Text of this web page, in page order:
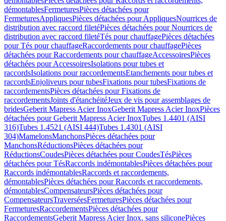
démontablesFermeturesPièces détachées pour
FermeturesAppliquesPièces détachées pour AppliquesNourrices de
distribution avec raccord filetéPièces détachées pour Nourrices de
distribution avec raccord filetéTés pour chauffagePièces détachées
pour Tés pour chauffageRaccordements pour chauffagePièces
détachées pour Raccordements pour chauffageAccessoiresPièces
détachées pour AccessoiresIsolations pour tubes et
raccordsIsolations pour raccordementsEtanchements pour tubes et
raccordsEnjoliveurs pour tubesFixations pour tubesFixations de
raccordementsPièces détachées pour Fixations de
raccordementsJoints d'étanchéitéJeux de vis pour assemblages de
bridesGeberit Mapress Acier InoxGeberit Mapress Acier InoxPièces
détachées pour Geberit Mapress Acier InoxTubes 1.4401 (AISI
316)Tubes 1.4521 (AISI 444)Tubes 1.4301 (AISI
304)MamelonsManchonsPièces détachées pour
ManchonsRéductionsPièces détachées pour
RéductionsCoudesPièces détachées pour CoudesTésPièces
détachées pour TésRaccords indémontablesPièces détachées pour
Raccords indémontablesRaccords et raccordements,
démontablesPièces détachées pour Raccords et raccordements,
démontablesCompensateursPièces détachées pour
CompensateursTraverséesFermeturesPièces détachées pour
FermeturesRaccordementsPièces détachées pour
RaccordementsGeberit Mapress Acier Inox, sans siliconePièces